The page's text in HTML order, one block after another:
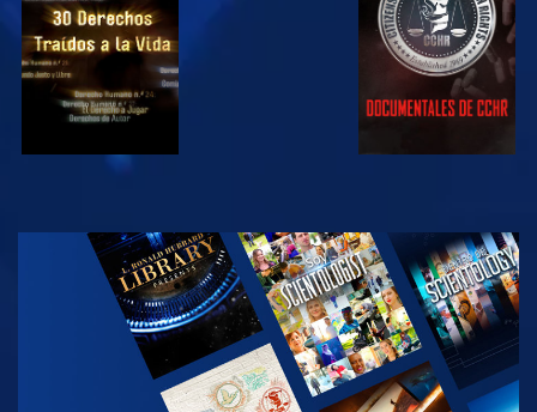
VE
EXPLORA LAS
SERIES